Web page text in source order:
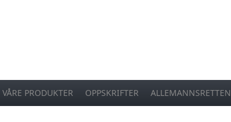
VÅRE PRODUKTER OPPSKRIFTER ALLEMANNSRETTEN